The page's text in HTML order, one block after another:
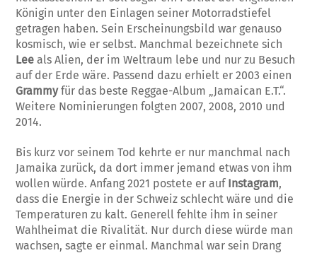
Königin unter den Einlagen seiner Motorradstiefel
getragen haben. Sein Erscheinungsbild war genauso
kosmisch, wie er selbst. Manchmal bezeichnete sich
Lee als Alien, der im Weltraum lebe und nur zu Besuch
auf der Erde wäre. Passend dazu erhielt er 2003 einen
Grammyfür das beste Reggae-Album „Jamaican E.T.“.
Weitere Nominierungen folgten 2007, 2008, 2010 und
2014.
Bis kurz vor seinem Tod kehrte er nur manchmal nach
Jamaika zurück, da dort immer jemand etwas von ihm
wollen würde. Anfang 2021 postete er auf Instagram,
dass die Energie in der Schweiz schlecht wäre und die
Temperaturen zu kalt. Generell fehlte ihm in seiner
Wahlheimat die Rivalität. Nur durch diese würde man
wachsen, sagte er einmal. Manchmal war sein Drang